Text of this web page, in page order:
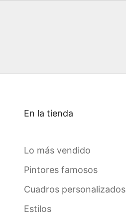
En la tienda
Lo más vendido
Pintores famosos
Cuadros personalizados
Estilos